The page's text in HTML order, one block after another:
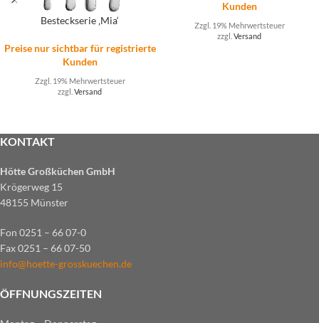
Besteckserie ‚Mia‘
Preise nur sichtbar für registrierte
Kunden
Zzgl. 19% Mehrwertsteuer
zzgl. Versand
Kunden
Zzgl. 19% Mehrwertsteuer
zzgl. Versand
KONTAKT
Hötte Großküchen GmbH
Krögerweg 15
48155 Münster
Fon 0251 – 66 07-0
Fax 0251 – 66 07-50
info@hoette-grosskuechen.de
ÖFFNUNGSZEITEN